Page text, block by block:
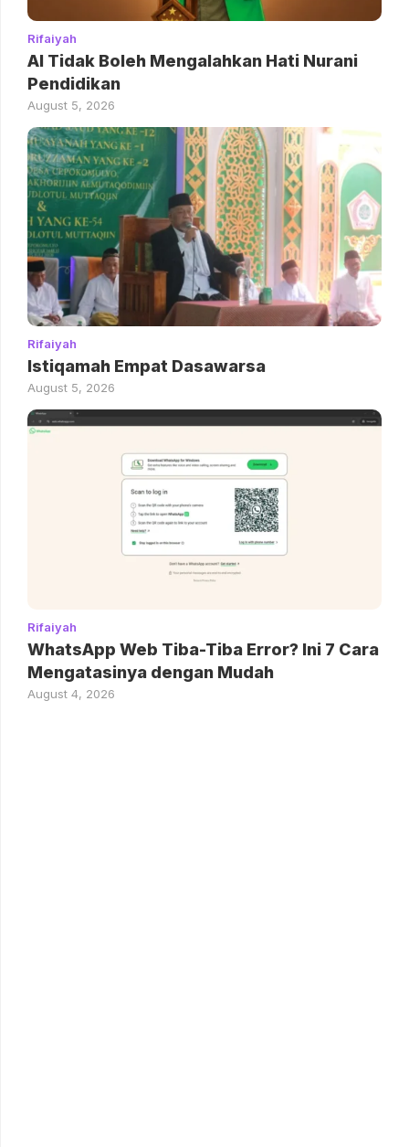
Rifaiyah
AI Tidak Boleh Mengalahkan Hati Nurani
Pendidikan
August 5, 2026
Rifaiyah
Istiqamah Empat Dasawarsa
August 5, 2026
Rifaiyah
WhatsApp Web Tiba-Tiba Error? Ini 7 Cara
Mengatasinya dengan Mudah
August 4, 2026